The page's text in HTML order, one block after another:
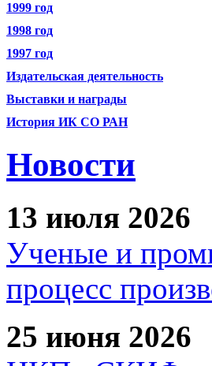
1999 год
1998 год
1997 год
Издательская деятельность
Выставки и награды
История ИК СО РАН
Новости
13 июля 2026
Ученые и
процесс
25 июня 2026